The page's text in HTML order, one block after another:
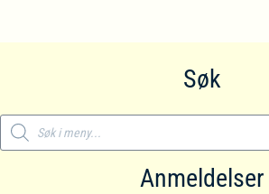
Søk
Products
search
Anmeldelser